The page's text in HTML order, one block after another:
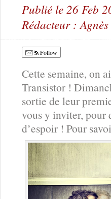
Publié le 26 Feb
Rédacteur :
Follow
Cette semaine, on
Transistor !
sortie de leur
vous y inviter, pour
d’espoir ! Pour